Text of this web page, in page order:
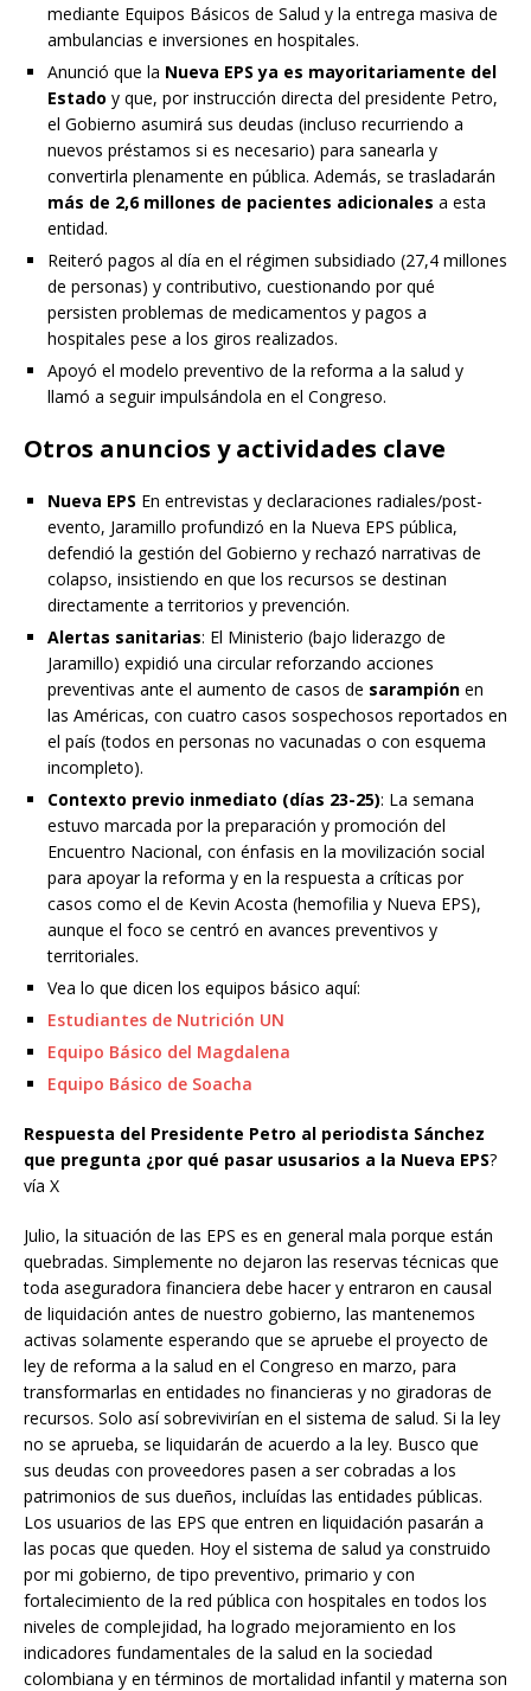
mediante Equipos Básicos de Salud y la entrega masiva de
ambulancias e inversiones en hospitales.
Anunció que la Nueva EPS ya es mayoritariamente del
Estado y que, por instrucción directa del presidente Petro,
el Gobierno asumirá sus deudas (incluso recurriendo a
nuevos préstamos si es necesario) para sanearla y
convertirla plenamente en pública. Además, se trasladarán
más de 2,6 millones de pacientes adicionales a esta
entidad.
Reiteró pagos al día en el régimen subsidiado (27,4 millones
de personas) y contributivo, cuestionando por qué
persisten problemas de medicamentos y pagos a
hospitales pese a los giros realizados.
Apoyó el modelo preventivo de la reforma a la salud y
llamó a seguir impulsándola en el Congreso.
Otros anuncios y actividades clave
Nueva EPS En entrevistas y declaraciones radiales/post-
evento, Jaramillo profundizó en la Nueva EPS pública,
defendió la gestión del Gobierno y rechazó narrativas de
colapso, insistiendo en que los recursos se destinan
directamente a territorios y prevención.
Alertas sanitarias: El Ministerio (bajo liderazgo de
Jaramillo) expidió una circular reforzando acciones
preventivas ante el aumento de casos de sarampión en
las Américas, con cuatro casos sospechosos reportados en
el país (todos en personas no vacunadas o con esquema
incompleto).
Contexto previo inmediato (días 23-25): La semana
estuvo marcada por la preparación y promoción del
Encuentro Nacional, con énfasis en la movilización social
para apoyar la reforma y en la respuesta a críticas por
casos como el de Kevin Acosta (hemofilia y Nueva EPS),
aunque el foco se centró en avances preventivos y
territoriales.
Vea lo que dicen los equipos básico aquí:
Estudiantes de Nutrición UN
Equipo Básico del Magdalena
Equipo Básico de Soacha
Respuesta del Presidente Petro al periodista Sánchez
que pregunta ¿por qué pasar ususarios a la Nueva EPS?
vía X
Julio, la situación de las EPS es en general mala porque están
quebradas. Simplemente no dejaron las reservas técnicas que
toda aseguradora financiera debe hacer y entraron en causal
de liquidación antes de nuestro gobierno, las mantenemos
activas solamente esperando que se apruebe el proyecto de
ley de reforma a la salud en el Congreso en marzo, para
transformarlas en entidades no financieras y no giradoras de
recursos. Solo así sobrevivirían en el sistema de salud. Si la ley
no se aprueba, se liquidarán de acuerdo a la ley. Busco que
sus deudas con proveedores pasen a ser cobradas a los
patrimonios de sus dueños, incluídas las entidades públicas.
Los usuarios de las EPS que entren en liquidación pasarán a
las pocas que queden. Hoy el sistema de salud ya construido
por mi gobierno, de tipo preventivo, primario y con
fortalecimiento de la red pública con hospitales en todos los
niveles de complejidad, ha logrado mejoramiento en los
indicadores fundamentales de la salud en la sociedad
colombiana y en términos de mortalidad infantil y materna son
Donación
Introduce la cantidad (USD):